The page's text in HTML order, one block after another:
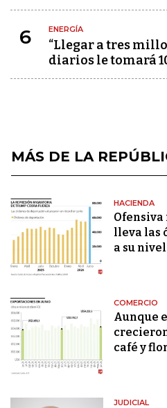
6 ENERGÍA
“Llegar a tres
diarios le tomará
MÁS DE LA
HACIENDA
lleva las
a su
COMERCIO
Aunque
café y
JUDICIAL